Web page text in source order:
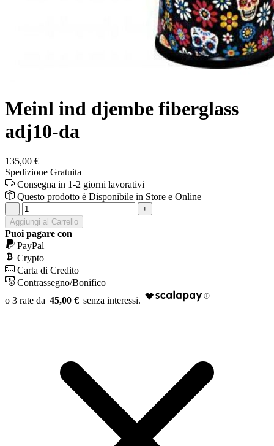
Meinl ind djembe fiberglass
adj10-da
135,00 €
Spedizione Gratuita
Consegna in 1-2 giorni lavorativi
Questo prodotto è Disponibile in Store e Online
−
+
Aggiungi al Carrello
Puoi pagare con
PayPal
Crypto
Carta di Credito
Contrassegno/Bonifico
45,00 €